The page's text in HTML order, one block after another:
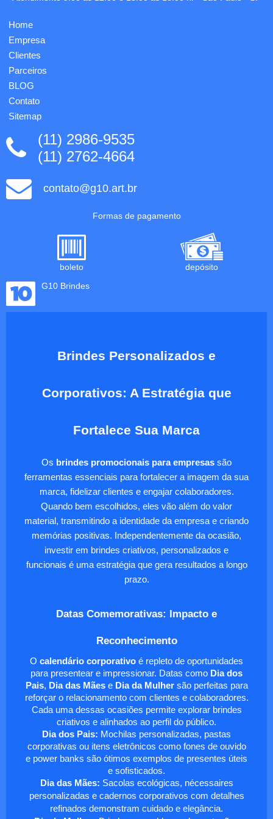
Home
Empresa
Clientes
Parceiros
BLOG
Contato
Sitemap
(11) 2986-9535
(11) 2762-4664
contato@g10.art.br
Formas de pagamento
boleto
depósito
G10 Brindes
Brindes Personalizados e
Corporativos: A Estratégia que
Fortalece Sua Marca
Os brindes promocionais para empresas são
ferramentas essenciais para fortalecer a imagem da sua
marca, fidelizar clientes e engajar colaboradores.
Quando bem escolhidos, eles vão além do valor
material, transmitindo a identidade da empresa e criando
memórias positivas. Independentemente da ocasião,
investir em brindes criativos, personalizados e
funcionais é uma estratégia que gera resultados a longo
prazo.
Datas Comemorativas: Impacto e
Reconhecimento
O calendário corporativo é repleto de oportunidades
para presentear e impressionar. Datas como Dia dos
Pais, Dia das Mãese Dia da Mulhersão perfeitas para
reforçar o relacionamento com clientes e colaboradores.
Cada uma dessas ocasiões permite explorar brindes
criativos e alinhados ao perfil do público.
Dia dos Pais: Mochilas personalizadas, pastas
corporativas ou itens eletrônicos como fones de ouvido
e power banks são ótimos exemplos de presentes úteis
e sofisticados.
Dia das Mães: Sacolas ecológicas, nécessaires
personalizadas e cadernos corporativos com detalhes
refinados demonstram cuidado e elegância.